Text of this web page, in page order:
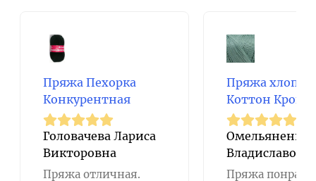
Пряжа Пехорка
Конкурентная
Головачева Лариса
Викторовна
Пряжа отличная.
Пряжа хлопок
Коттон Кроше
Омельяненко
Пряжа